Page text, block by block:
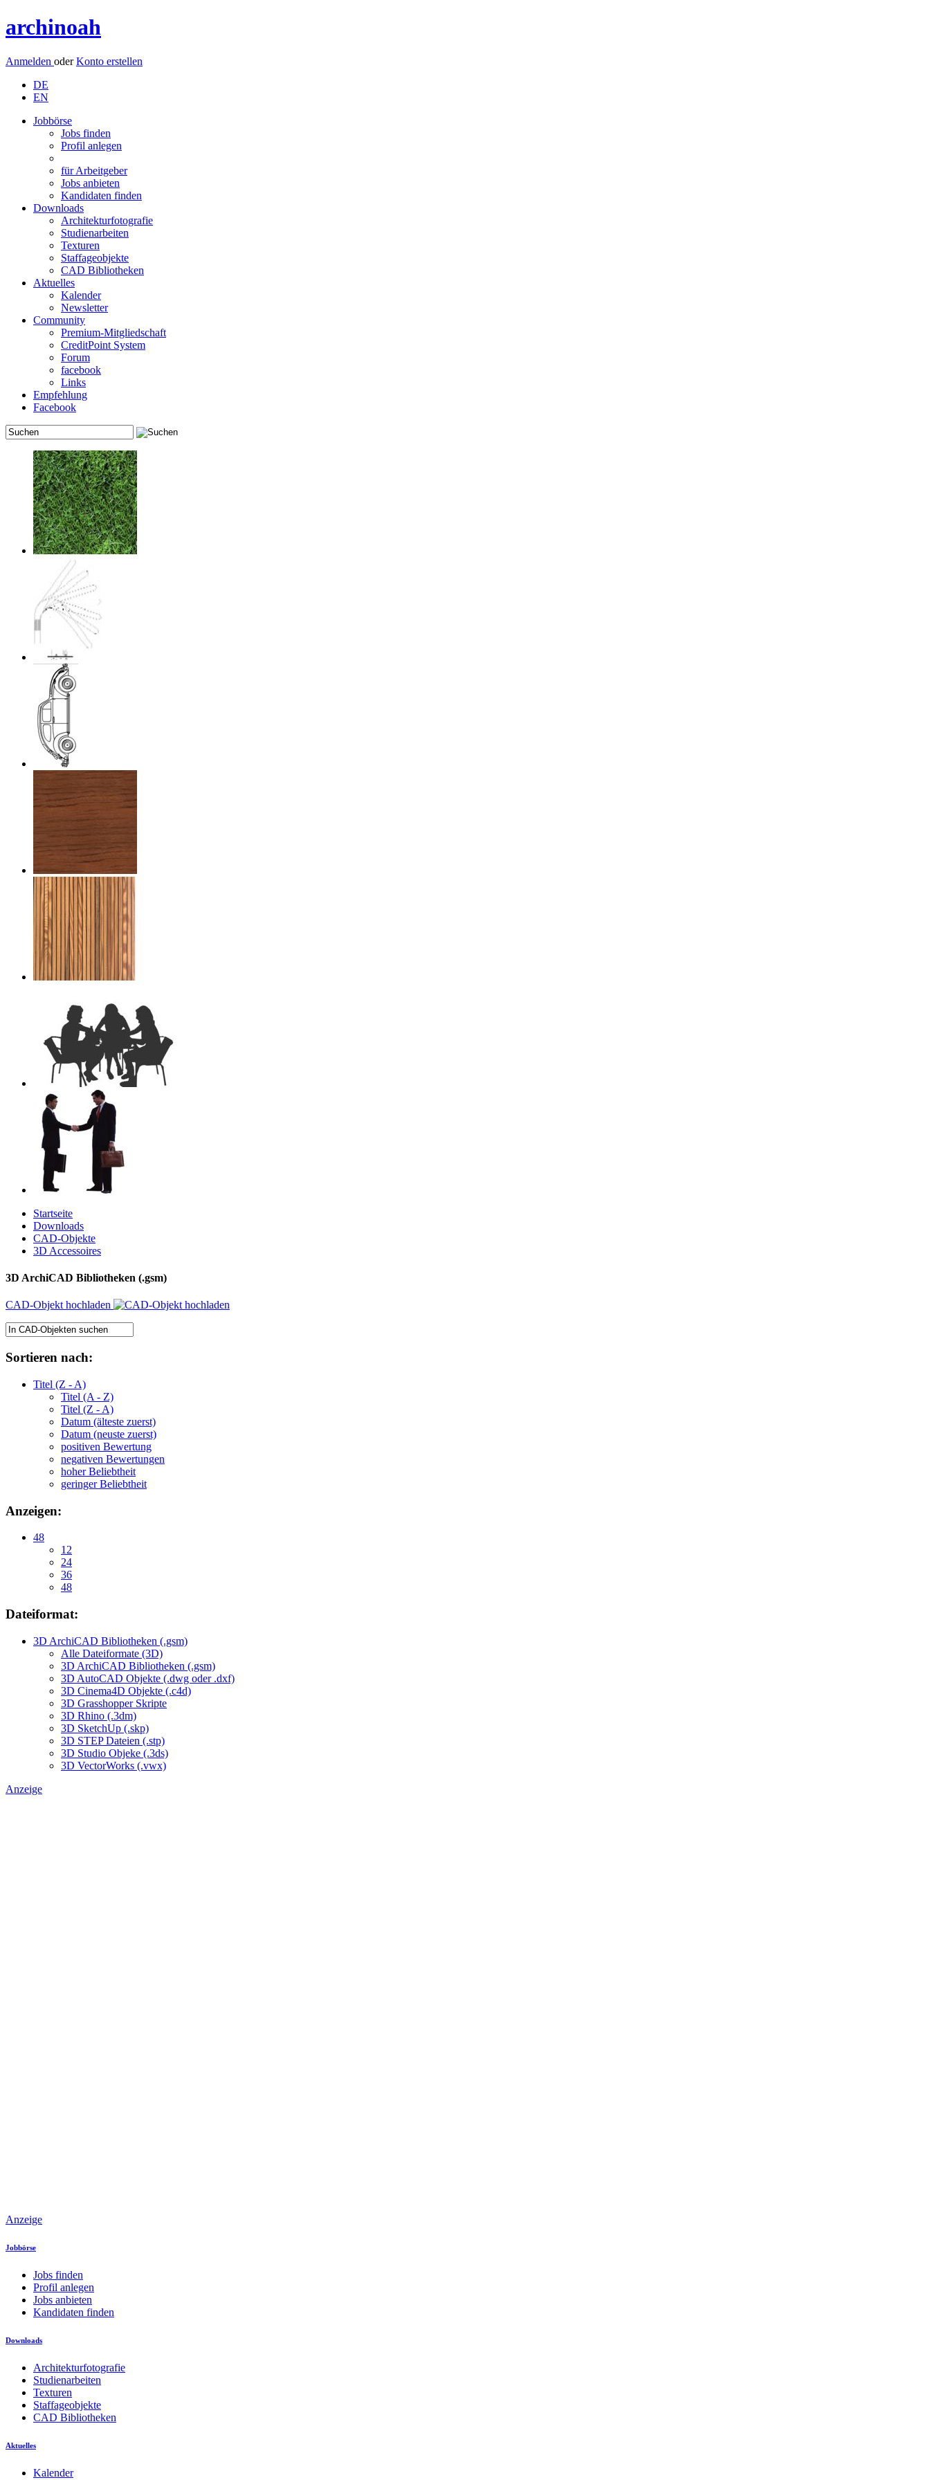
archinoah
Anmelden oderKonto erstellen
DE
EN
Jobbörse
Jobs finden
Profil anlegen
für Arbeitgeber
Jobs anbieten
Kandidaten finden
Downloads
Architekturfotografie
Studienarbeiten
Texturen
Staffageobjekte
CAD Bibliotheken
Aktuelles
Kalender
Newsletter
Community
Premium-Mitgliedschaft
CreditPoint System
Forum
facebook
Links
Empfehlung
Facebook
Startseite
Downloads
CAD-Objekte
3D Accessoires
3D ArchiCAD Bibliotheken (.gsm)
CAD-Objekt hochladen
Sortieren nach:
Titel (Z - A)
Titel (A - Z)
Titel (Z - A)
Datum (älteste zuerst)
Datum (neuste zuerst)
positiven Bewertung
negativen Bewertungen
hoher Beliebtheit
geringer Beliebtheit
Anzeigen:
48
12
24
36
48
Dateiformat:
3D ArchiCAD Bibliotheken (.gsm)
Alle Dateiformate (3D)
3D ArchiCAD Bibliotheken (.gsm)
3D AutoCAD Objekte (.dwg oder .dxf)
3D Cinema4D Objekte (.c4d)
3D Grasshopper Skripte
3D Rhino (.3dm)
3D SketchUp (.skp)
3D STEP Dateien (.stp)
3D Studio Objeke (.3ds)
3D VectorWorks (.vwx)
Anzeige
Anzeige
Jobbörse
Jobs finden
Profil anlegen
Jobs anbieten
Kandidaten finden
Downloads
Architekturfotografie
Studienarbeiten
Texturen
Staffageobjekte
CAD Bibliotheken
Aktuelles
Kalender